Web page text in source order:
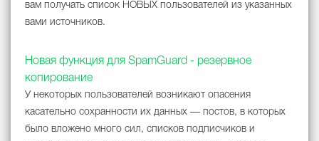
вам получать список НОВЫХ пользователей из указанных
вами источников.
Новая функция для SpamGuard - резервное
копирование
У некоторых пользователей возникают опасения
касательно сохранности их данных — постов, в которых
было вложено много сил, списков подписчиков и